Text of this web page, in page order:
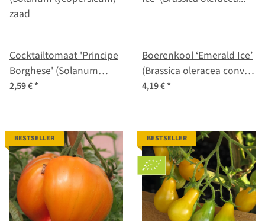
Cocktailtomaat 'Principe
Borghese' (Solanum
lycopersicum) zaad
2,59 €*
Boerenkool ‘Emerald Ice’
(Brassica oleracea convar.
acephala var. sabellica)
4,19 €*
BESTSELLER BESTSELLER